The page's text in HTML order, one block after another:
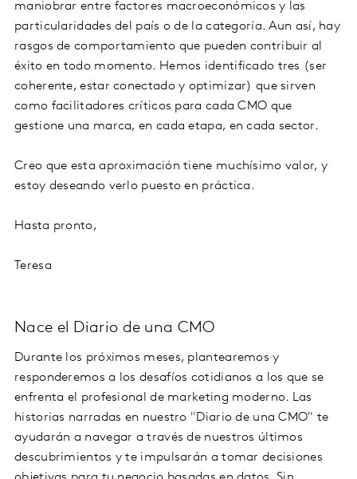
maniobrar entre factores macroeconómicos y las
particularidades del país o de la categoría. Aun así, hay
rasgos de comportamiento que pueden contribuir al
éxito en todo momento. Hemos identificado tres (ser
coherente, estar conectado y optimizar) que sirven
como facilitadores críticos para cada CMO que
gestione una marca, en cada etapa, en cada sector.
Creo que esta aproximación tiene muchísimo valor, y
estoy deseando verlo puesto en práctica.
Hasta pronto,
Teresa
Nace el Diario de una CMO
Durante los próximos meses, plantearemos y
responderemos a los desafíos cotidianos a los que se
enfrenta el profesional de marketing moderno. Las
historias narradas en nuestro "Diario de una CMO" te
ayudarán a navegar a través de nuestros últimos
descubrimientos y te impulsarán a tomar decisiones